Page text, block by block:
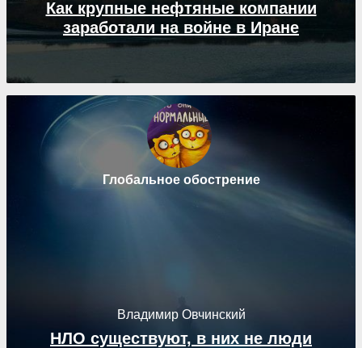
Как крупные нефтяные компании
заработали на войне в Иране
Глобальное обострение
Владимир Овчинский
НЛО существуют, в них не люди